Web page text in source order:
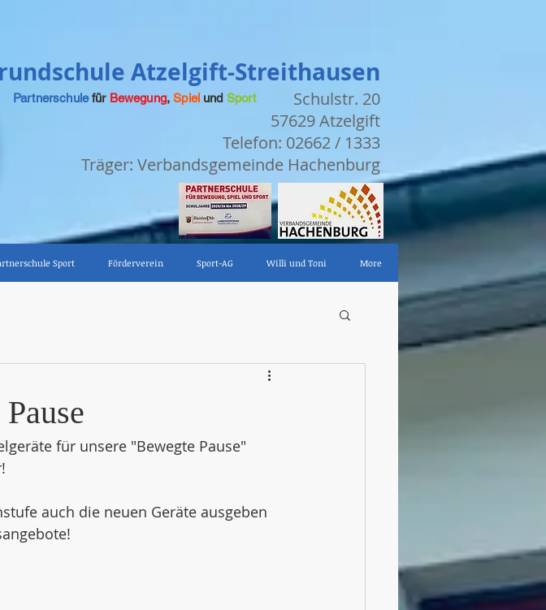
Atzelgift-Streithausen
Schulstr. 20
57629 Atzelgift
Telefon: 02662 / 1333
Träger: Verbandsgemeinde Hachenburg
Partnerschulefür Bewegung,Spiel und Sport
Sport Förderverein Sport-AG Willi und Toni More
für unsere "Bewegte Pause"
auch die neuen Geräte ausgeben